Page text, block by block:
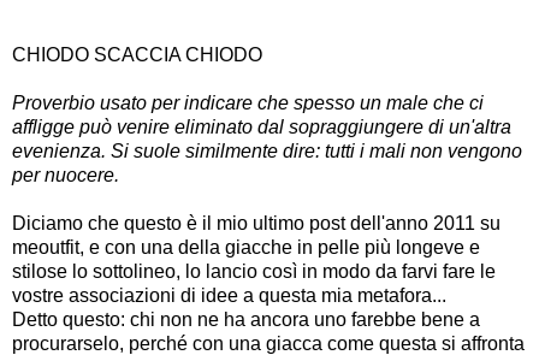
CHIODO SCACCIA CHIODO
Proverbio usato per indicare che spesso un male che ci
affligge può venire eliminato dal sopraggiungere di un'altra
evenienza. Si suole similmente dire: tutti i mali non vengono
per nuocere.
Diciamo che questo è il mio ultimo post dell'anno 2011 su
meoutfit, e con una della giacche in pelle più longeve e
stilose lo sottolineo, lo lancio così in modo da farvi fare le
vostre associazioni di idee a questa mia metafora...
Detto questo: chi non ne ha ancora uno farebbe bene a
procurarselo, perché con una giacca come questa si affronta